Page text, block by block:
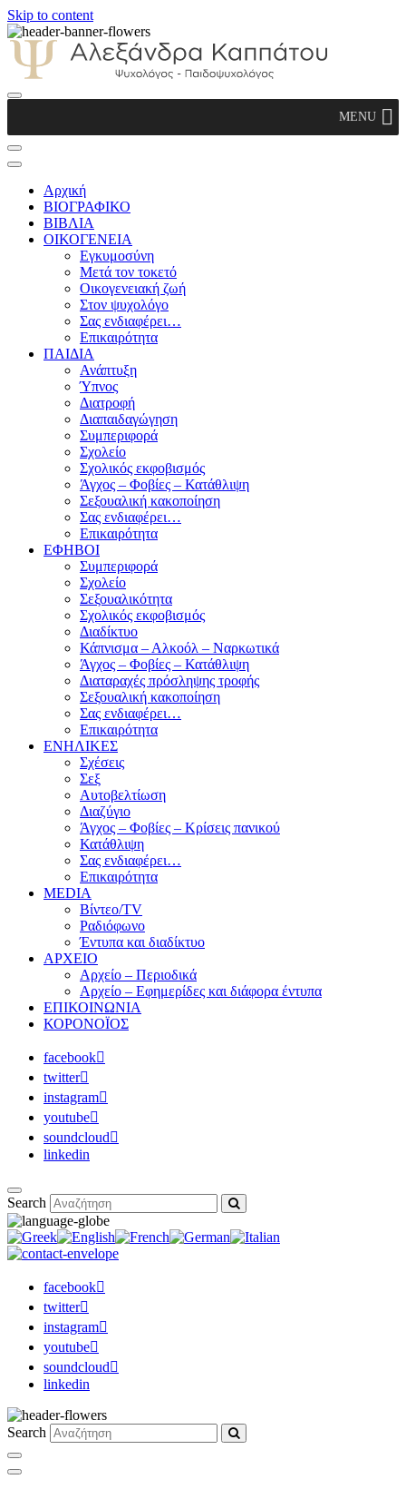
Skip to content
Παιδοψυχολόγος
MENU
Αρχική
ΒΙΟΓΡΑΦΙΚΟ
ΒΙΒΛΙΑ
ΟΙΚΟΓΕΝΕΙΑ
Εγκυμοσύνη
Μετά τον τοκετό
Οικογενειακή ζωή
Στον ψυχολόγο
Σας ενδιαφέρει…
Επικαιρότητα
ΠΑΙΔΙΑ
Ανάπτυξη
Ύπνος
Διατροφή
Διαπαιδαγώγηση
Συμπεριφορά
Σχολείο
Σχολικός εκφοβισμός
Άγχος – Φοβίες – Κατάθλιψη
Σεξουαλική κακοποίηση
Σας ενδιαφέρει…
Επικαιρότητα
ΕΦΗΒΟΙ
Συμπεριφορά
Σχολείο
Σεξουαλικότητα
Σχολικός εκφοβισμός
Διαδίκτυο
Κάπνισμα – Αλκοόλ – Ναρκωτικά
Άγχος – Φοβίες – Κατάθλιψη
Διαταραχές πρόσληψης τροφής
Σεξουαλική κακοποίηση
Σας ενδιαφέρει…
Επικαιρότητα
ΕΝΗΛΙΚΕΣ
Σχέσεις
Σεξ
Αυτοβελτίωση
Διαζύγιο
Άγχος – Φοβίες – Κρίσεις πανικού
Κατάθλιψη
Σας ενδιαφέρει…
Επικαιρότητα
MEDIA
Βίντεο/TV
Ραδιόφωνο
Έντυπα και διαδίκτυο
ΑΡΧΕΙΟ
Αρχείο – Περιοδικά
Αρχείο – Εφημερίδες και διάφορα έντυπα
ΕΠΙΚΟΙΝΩΝΙΑ
ΚΟΡΟΝΟΪΟΣ
facebook
twitter
instagram
youtube
soundcloud
linkedin
Search
facebook
twitter
instagram
youtube
soundcloud
linkedin
Search